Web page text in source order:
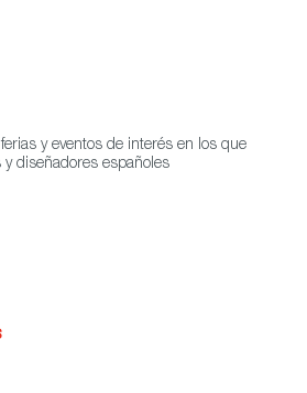
y eventos de interés en los que
diseñadores españoles